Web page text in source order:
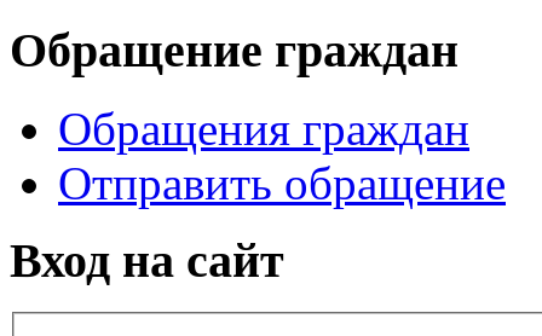
Обращение граждан
Обращения граждан
Отправить обращение
Вход на сайт